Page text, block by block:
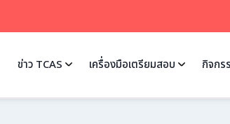
ข่าว TCAS เครื่องมือเตรียมสอบ กิจกร